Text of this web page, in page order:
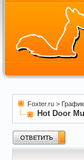
Foxter.ru >
Hot Door